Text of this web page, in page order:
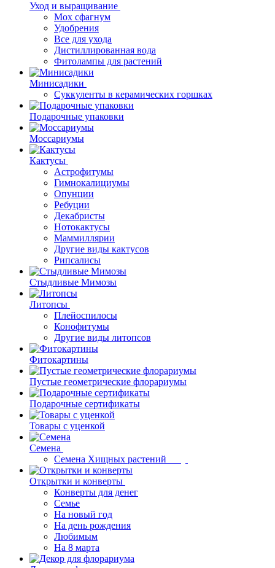
Уход и выращивание
Мох сфагнум
Удобрения
Все для ухода
Дистиллированная вода
Фитолампы для растений
Минисадики
Суккуленты в керамических горшках
Подарочные упаковки
Моссариумы
Кактусы
Астрофитумы
Гимнокалициумы
Опунции
Ребуции
Декабристы
Нотокактусы
Маммиллярии
Другие виды кактусов
Рипсалисы
Стыдливые Мимозы
Литопсы
Плейоспилосы
Конофитумы
Другие виды литопсов
Фитокартины
Пустые геометрические флорариумы
Подарочные сертификаты
Товары с уценкой
Семена
Семена Хищных растений
Открытки и конверты
Конверты для денег
Семье
На новый год
На день рождения
Любимым
На 8 марта